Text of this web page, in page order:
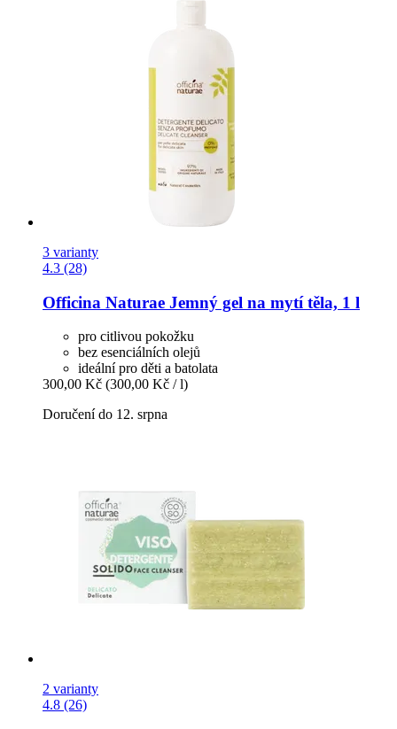
3 varianty
4.3 (28)
Officina Naturae Jemný gel na mytí těla, 1 l
pro citlivou pokožku
bez esenciálních olejů
ideální pro děti a batolata
300,00 Kč (300,00 Kč / l)
Doručení do 12. srpna
2 varianty
4.8 (26)